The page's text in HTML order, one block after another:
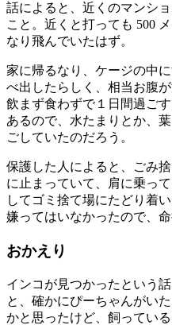
話によると、近くのマンシ
こと。近くと打っても 500
なり飛んでいたはず。
家に帰るなり、ケージの中
べ出したらしく、相当お腹
飲まず食わずで１日間過ご
あるので、水たまりとか、
ごしていたのだろう。
保護した人によると、ごみ
に止まっていて、肩に乗っ
してゴミ捨て場にたどり着
嫌ってはいなかったので、
おかえり
インコが見つかったという
と、確かにぴーちゃんがい
かと思ったけど、飼ってい